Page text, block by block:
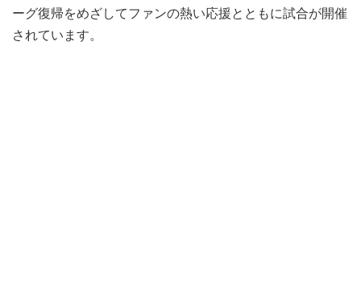
ーグ復帰をめざしてファンの熱い応援とともに試合が開催
されています。